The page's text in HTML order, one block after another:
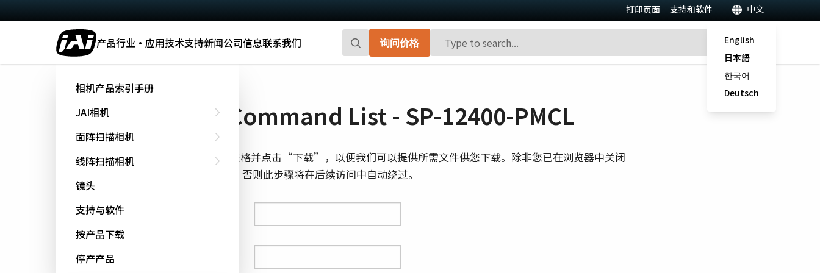
打印页面 支持和软件 中文
English
日本語
한국어
Deutsch
产品行业·应用技术支持新闻公司信息联系我们 询问价格
相机产品索引手册
JAI相机
面阵扫描相机
线阵扫描相机
镜头
支持与软件
按产品下载
停产产品
系统的CMOS区域扫描相机。
高帧率和前沿的传感器技术。
Spark系列
先进的面阵扫描相机，能够提供高分辨
率、高帧率和高图像质量。
Fusion系列
多传感器多光谱面阵扫描相机，具备适用
于专业成像应用的独特功能。
可订制搭载有两个或三个传感器的多光谱
3-CMOS棱镜式RGB面阵扫描相机，能够比
下载 Command List - SP-12400-PMCL
填写下面的表格并点击“下载”，以便我们可以提供所需文件供您下载。除非您已在浏览器中关闭
cookie跟踪，否则此步骤将在后续访问中自动绕过。